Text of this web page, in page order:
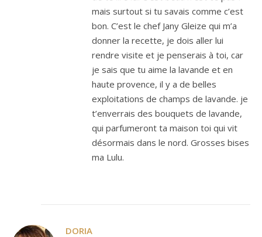
mais surtout si tu savais comme c’est
bon. C’est le chef Jany Gleize qui m’a
donner la recette, je dois aller lui
rendre visite et je penserais à toi, car
je sais que tu aime la lavande et en
haute provence, il y a de belles
exploitations de champs de lavande. je
t’enverrais des bouquets de lavande,
qui parfumeront ta maison toi qui vit
désormais dans le nord. Grosses bises
ma Lulu.
DORIA